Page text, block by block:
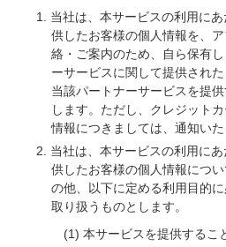
当社は、本サービスの利用に
供したお客様の個人情報を、
絡・ご案内のため、自ら保有
ーサービスに関して提供された
当該パートナーサービスを提
します。ただし、クレジット
情報につきましては、通知いた
当社は、本サービスの利用に
供したお客様の個人情報につ
の他、以下に定める利用目的
取り扱うものとします。
本サービスを提供するこ